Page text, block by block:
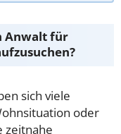
Anwalt für
sich viele
oder
zeitnahe